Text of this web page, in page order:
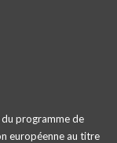
du programme de
européenne au titre